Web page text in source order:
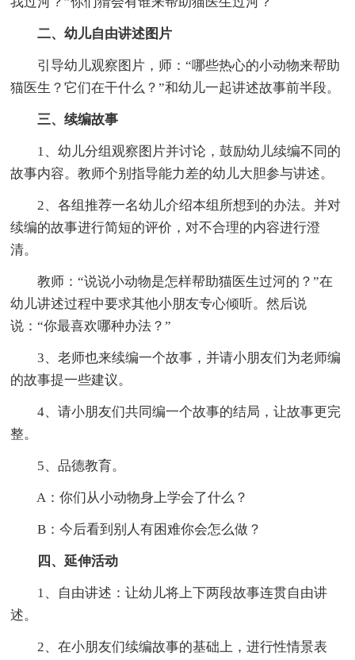
二、幼儿自由讲述图片
引导幼儿观察图片，师：“哪些热心的小动物来帮助
猫医生？它们在干什么？”和幼儿一起讲述故事前半段。
三、续编故事
1、幼儿分组观察图片并讨论，鼓励幼儿续编不同的
故事内容。教师个别指导能力差的幼儿大胆参与讲述。
2、各组推荐一名幼儿介绍本组所想到的办法。并对
续编的故事进行简短的评价，对不合理的内容进行澄
清。
教师：“说说小动物是怎样帮助猫医生过河的？”在
幼儿讲述过程中要求其他小朋友专心倾听。然后说
说：“你最喜欢哪种办法？”
3、老师也来续编一个故事，并请小朋友们为老师编
的故事提一些建议。
4、请小朋友们共同编一个故事的结局，让故事更完
整。
5、品德教育。
A：你们从小动物身上学会了什么？
B：今后看到别人有困难你会怎么做？
四、延伸活动
1、自由讲述：让幼儿将上下两段故事连贯自由讲
述。
2、在小朋友们续编故事的基础上，进行性情景表